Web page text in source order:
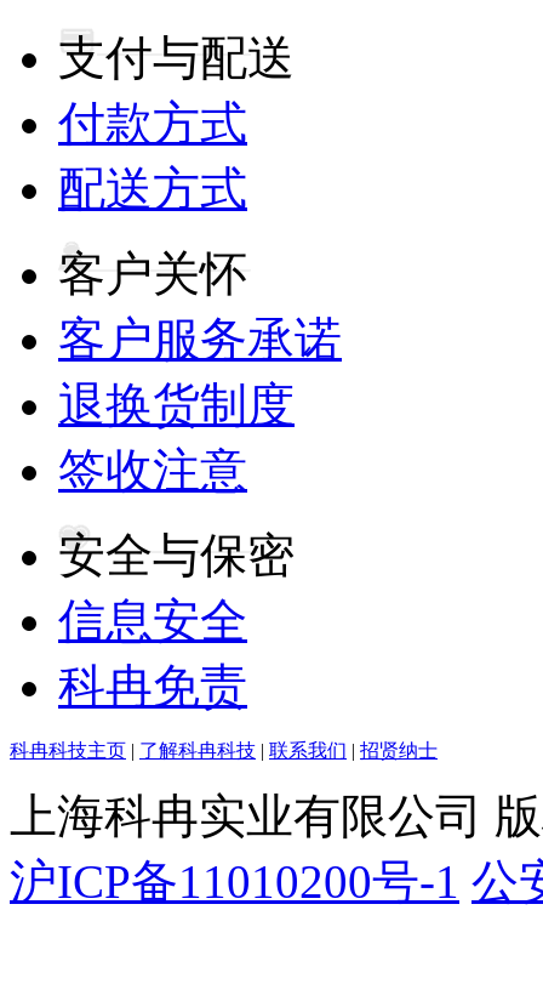
支付与配送
付款方式
配送方式
客户关怀
客户服务承诺
退换货制度
签收注意
安全与保密
信息安全
科冉免责
科冉科技主页 | 了解科冉科技 | 联系我们 | 招贤纳士
上海科冉实业有限公司
沪ICP备11010200号-1 公